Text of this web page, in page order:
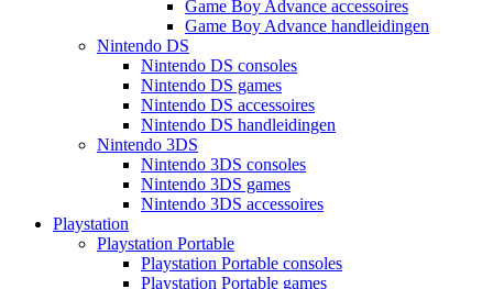
Game Boy Advance accessoires
Game Boy Advance handleidingen
Nintendo DS
Nintendo DS consoles
Nintendo DS games
Nintendo DS accessoires
Nintendo DS handleidingen
Nintendo 3DS
Nintendo 3DS consoles
Nintendo 3DS games
Nintendo 3DS accessoires
Playstation
Playstation Portable
Playstation Portable consoles
Playstation Portable games